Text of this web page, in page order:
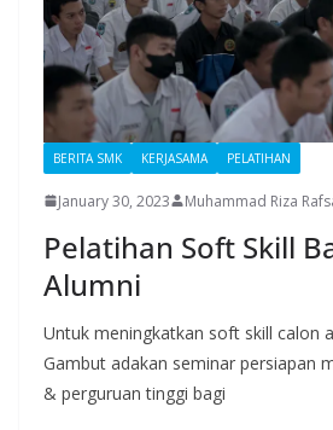
BERITA SMK KERJASAMA PELATIHAN
January 30, 2023 Muhammad Riza
Pelatihan Soft Skill
Alumni
Untuk meningkatkan soft skill calon
Gambut adakan seminar persiapan
& perguruan tinggi bagi